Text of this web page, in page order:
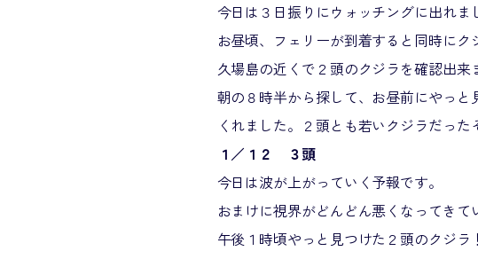
今日は３日振りにウォッチングに出れま
お昼頃、フェリーが到着すると同時に
久場島の近くで２頭のクジラを確認出来
朝の８時半から探して、お昼前にやっ
くれました。２頭とも若いクジラだった
１／１２ ３頭
今日は波が上がっていく予報です。
おまけに視界がどんどん悪くなってきて
午後１時頃やっと見つけた２頭のクジラ！